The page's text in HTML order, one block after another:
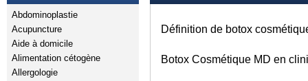
Abdominoplastie
Acupuncture
Aide à domicile
Alimentation cétogène
Allergologie
Définition de botox
Botox Cosmétique MD en